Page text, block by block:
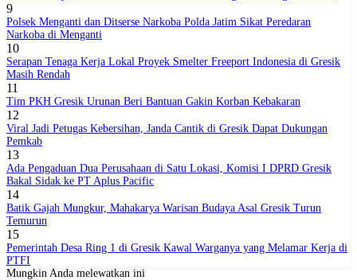
9
Polsek Menganti dan Ditserse Narkoba Polda Jatim Sikat Peredaran
Narkoba di Menganti
10
Serapan Tenaga Kerja Lokal Proyek Smelter Freeport Indonesia di Gresik
Masih Rendah
11
Tim PKH Gresik Urunan Beri Bantuan Gakin Korban Kebakaran
12
Viral Jadi Petugas Kebersihan, Janda Cantik di Gresik Dapat Dukungan
Pemkab
13
Ada Pengaduan Dua Perusahaan di Satu Lokasi, Komisi I DPRD Gresik
Bakal Sidak ke PT Aplus Pacific
14
Batik Gajah Mungkur, Mahakarya Warisan Budaya Asal Gresik Turun
Temurun
15
Pemerintah Desa Ring 1 di Gresik Kawal Warganya yang Melamar Kerja di
PTFI
Mungkin Anda melewatkan ini